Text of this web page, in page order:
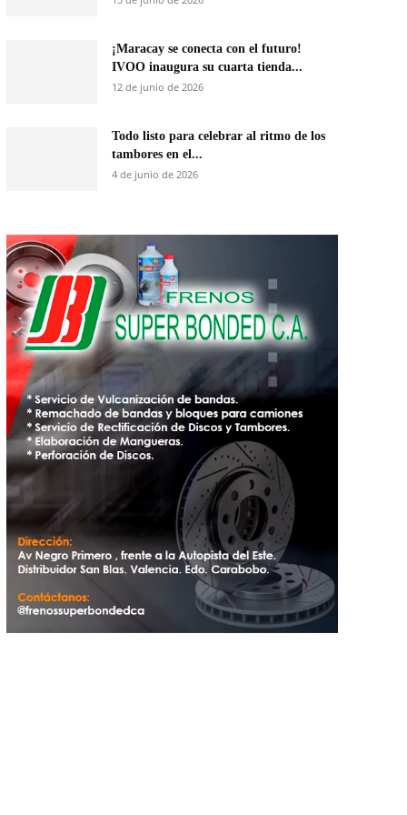
¡Maracay se conecta con el futuro!
IVOO inaugura su cuarta tienda...
12 de junio de 2026
Todo listo para celebrar al ritmo de los
tambores en el...
4 de junio de 2026